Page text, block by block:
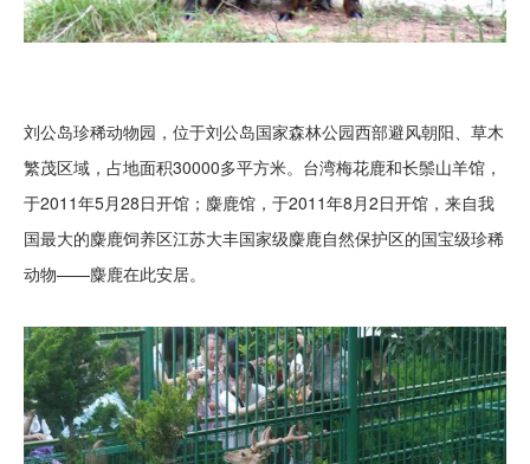
刘公岛珍稀动物园，位于刘公岛国家森林公园西部避风朝阳、草木
繁茂区域，占地面积30000多平方米。台湾梅花鹿和长鬃山羊馆，
于2011年5月28日开馆；麋鹿馆，于2011年8月2日开馆，来自我
国最大的麋鹿饲养区江苏大丰国家级麋鹿自然保护区的国宝级珍稀
动物——麋鹿在此安居。